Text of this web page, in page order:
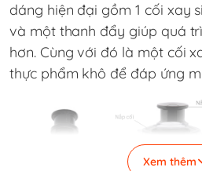
dáng hiện đại gồm 1 cối xay
và một thanh đẩy giúp quá
hơn. Cùng với đó là một cối
thực phẩm khô để đáp ứng
Xem thêm